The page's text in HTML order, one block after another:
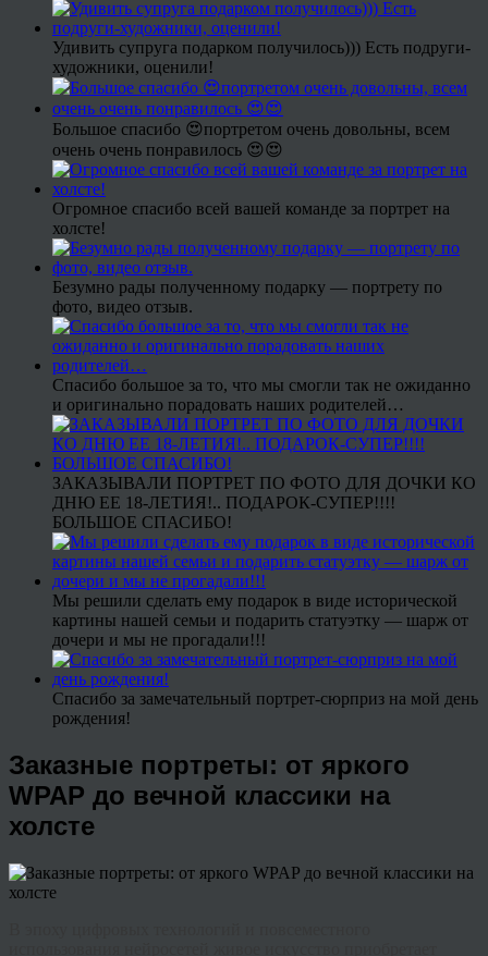
Удивить супруга подарком получилось))) Есть подруги-
художники, оценили!
Большое спасибо 😍портретом очень довольны, всем
очень очень понравилось 😍😍
Огромное спасибо всей вашей команде за портрет на
холсте!
Безумно рады полученному подарку — портрету по
фото, видео отзыв.
Спасибо большое за то, что мы смогли так не ожиданно
и оригинально порадовать наших родителей…
ЗАКАЗЫВАЛИ ПОРТРЕТ ПО ФОТО ДЛЯ ДОЧКИ КО
ДНЮ ЕЕ 18-ЛЕТИЯ!.. ПОДАРОК-СУПЕР!!!!
БОЛЬШОЕ СПАСИБО!
Мы решили сделать ему подарок в виде исторической
картины нашей семьи и подарить статуэтку — шарж от
дочери и мы не прогадали!!!
Спасибо за замечательный портрет-сюрприз на мой день
рождения!
Заказные портреты: от яркого
WPAP до вечной классики на
холсте